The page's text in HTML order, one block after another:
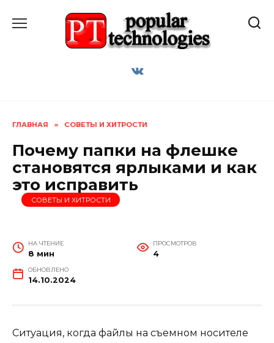
содержанию
ГЛАВНАЯ » СОВЕТЫ И ХИТРОСТИ
Почему папки на флешке
становятся ярлыками и как
это исправить
СОВЕТЫ И ХИТРОСТИ
НА ЧТЕНИЕ
8 мин
ПРОСМОТРОВ
4
ОБНОВЛЕНО
14.10.2024
Ситуация, когда файлы на съемном носителе